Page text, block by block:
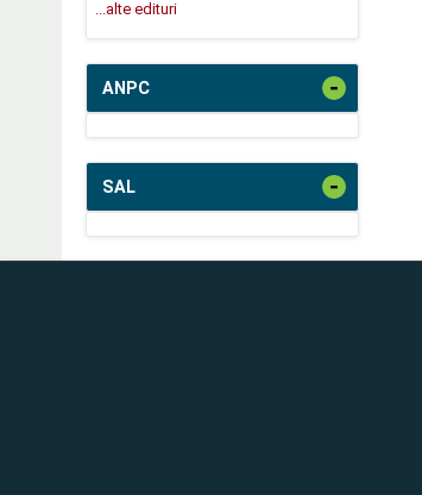
...alte edituri
ANPC -
SAL -